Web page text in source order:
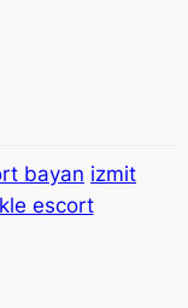
bayan izmit
escort